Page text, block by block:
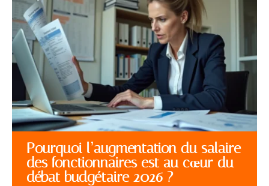
Pourquoi l’augmentation du salaire
des fonctionnaires est au cœur du
débat budgétaire 2026 ?